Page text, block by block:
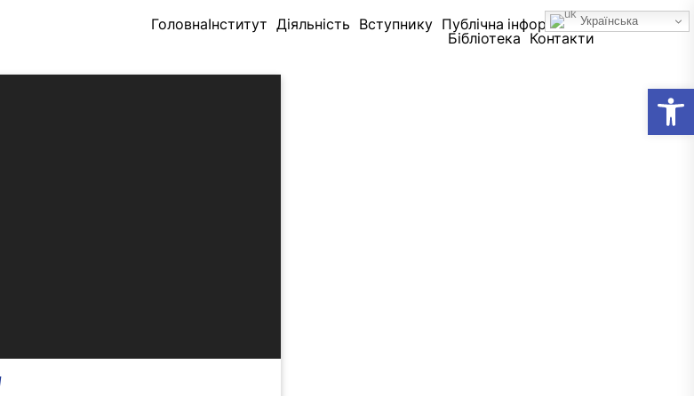
ГоловнаІнститут Діяльність Вступнику
Публічна інформація
Бібліотека
Контакти
Українська